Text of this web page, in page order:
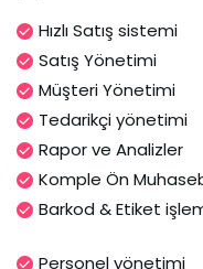
Hızlı Satış sistemi
Satış Yönetimi
Müşteri Yönetimi
Tedarikçi yönetimi
Rapor ve Analizler
Komple Ön
Barkod & Etiket
Personel yönetimi